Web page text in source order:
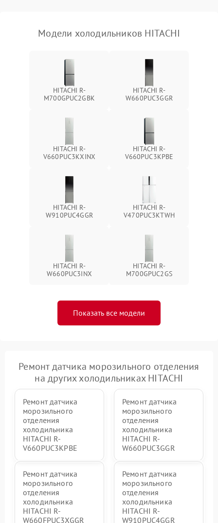
Модели холодильников HITACHI
HITACHI R-
M700GPUC2GBK
HITACHI R-
W660PUC3GGR
HITACHI R-
V660PUC3KXINX
HITACHI R-
V660PUC3KPBE
HITACHI R-
W910PUC4GGR
HITACHI R-
V470PUC3KTWH
HITACHI R-
W660PUC3INX
HITACHI R-
M700GPUC2GS
Показать все модели
Ремонт датчика морозильного отделения
на других холодильниках HITACHI
Ремонт датчика
морозильного
отделения
холодильника
HITACHI R-
V660PUC3KPBE
Ремонт датчика
морозильного
отделения
холодильника
HITACHI R-
W660PUC3GGR
Ремонт датчика
морозильного
отделения
холодильника
HITACHI R-
W660FPUC3XGGR
Ремонт датчика
морозильного
отделения
холодильника
HITACHI R-
W910PUC4GGR